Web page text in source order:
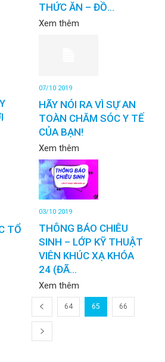
THỨC ĂN – ĐỒ...
Xem thêm
07/10 2019
HÃY NÓI RA VÌ SỰ AN
TOÀN CHĂM SÓC Y TẾ
CỦA BẠN!
Xem thêm
TỔ
03/10 2019
THÔNG BÁO CHIÊU
SINH – LỚP KỸ THUẬT
VIÊN KHÚC XẠ KHÓA
24 (ĐÃ...
Xem thêm
64 65 66